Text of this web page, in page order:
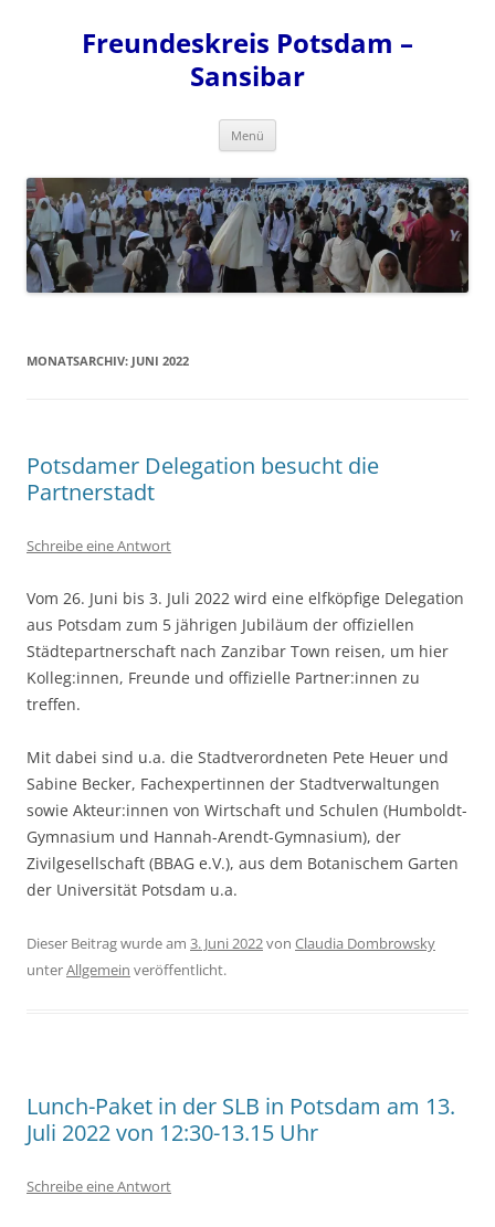
springenFreundeskreis Potsdam –
Sansibar
Menü
MONATSARCHIV: JUNI 2022
Potsdamer Delegation besucht die
Partnerstadt
Schreibe eine Antwort
Vom 26. Juni bis 3. Juli 2022 wird eine elfköpfige Delegation
aus Potsdam zum 5 jährigen Jubiläum der offiziellen
Städtepartnerschaft nach Zanzibar Town reisen, um hier
Kolleg:innen, Freunde und offizielle Partner:innen zu
treffen.
Mit dabei sind u.a. die Stadtverordneten Pete Heuer und
Sabine Becker, Fachexpertinnen der Stadtverwaltungen
sowie Akteur:innen von Wirtschaft und Schulen (Humboldt-
Gymnasium und Hannah-Arendt-Gymnasium), der
Zivilgesellschaft (BBAG e.V.), aus dem Botanischem Garten
der Universität Potsdam u.a.
Dieser Beitrag wurde am 3. Juni 2022von Claudia Dombrowsky
unterAllgemein veröffentlicht.
Lunch-Paket in der SLB in Potsdam am 13.
Juli 2022 von 12:30-13.15 Uhr
Schreibe eine Antwort